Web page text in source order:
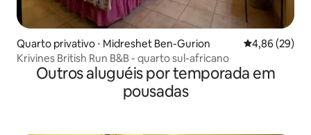
Quarto privativo ⋅ Midreshet Ben-Gurion 4,86 de uma
4,86 (29)
Krivines British Run B&B - quarto sul-africano
Outros aluguéis por temporada em
pousadas